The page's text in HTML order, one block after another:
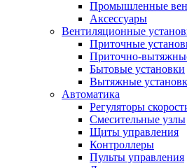
Промышленные
Аксессуары
Вентиляционные
Приточные
Приточно-
Бытовые установки
Вытяжные
Автоматика
Регуляторы
Смесительные узлы
Щиты управления
Контроллеры
Пульты управления